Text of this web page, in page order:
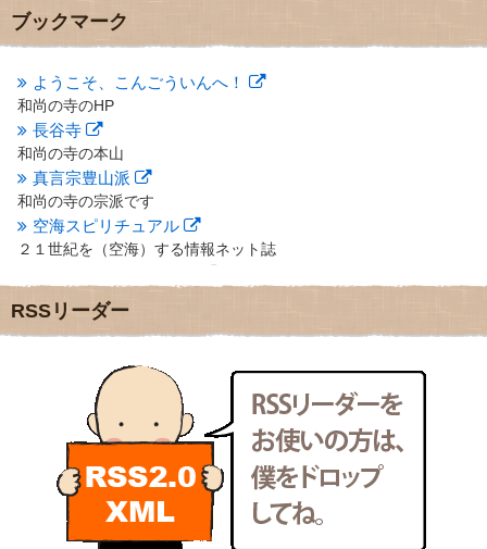
2012年10月(5)
2012年9月
(8)
2012年7月
(10)
2012年6月(14)
2012年5月
2012年4月(16)
2012年3月 (17)
2012年2月(20)
2012年1月(25)
2011年12月(22)
2011年11月(28)
2011年10月(31)
2011年9月(24)
2011年8月(21)
2011年6月(13)
2011年5月
2011年4月
(17)
2011年3月(15)
2011年2月(22)
2011年1月(22)
2010年12月(21)
2010年11月
(14)
ブックマーク
ようこそ、こんごういんへ！
和尚の寺のHP
長谷寺
和尚の寺の本山
真言宗豊山派
和尚の寺の宗派です
空海スピリチュアル
２１世紀を（空海）する情報ネット誌
地域のライターさんです
小豆島 圓満寺
新聞屋の道具箱
新聞社で使われる用語の解説など
makotoさんの御符内巡礼記
東京の巡礼記です
POLYHEDON
いろいろなことが書いてあるよ
bunchan
あちこち行って！
RSSリーダー